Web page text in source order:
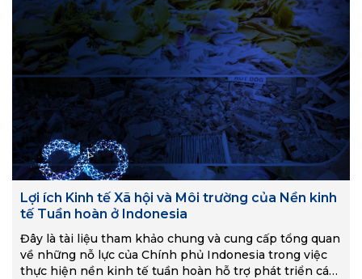
Lợi ích Kinh tế Xã hội và Môi trường của Nền kinh
tế Tuần hoàn ở Indonesia
Đây là tài liệu tham khảo chung và cung cấp tổng quan
về những nỗ lực của Chính phủ Indonesia trong việc
thực hiện nền kinh tế tuần hoàn hỗ trợ phát triển các-